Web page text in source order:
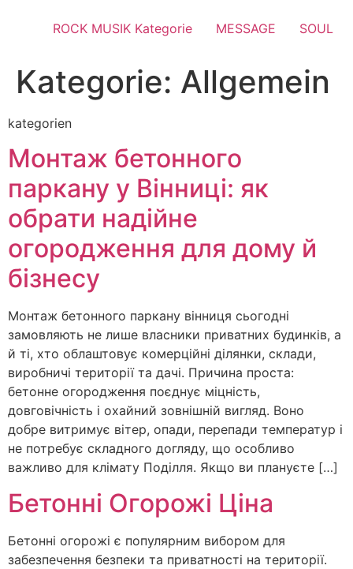
ROCK MUSIK Kategorie MESSAGE SOUL
Kategorie: Allgemein
kategorien
Монтаж бетонного
паркану у Вінниці: як
обрати надійне
огородження для дому й
бізнесу
Монтаж бетонного паркану вінниця сьогодні
замовляють не лише власники приватних будинків, а
й ті, хто облаштовує комерційні ділянки, склади,
виробничі території та дачі. Причина проста:
бетонне огородження поєднує міцність,
довговічність і охайний зовнішній вигляд. Воно
добре витримує вітер, опади, перепади температур і
не потребує складного догляду, що особливо
важливо для клімату Поділля. Якщо ви плануєте […]
Бетонні Огорожі Ціна
Бетонні огорожі є популярним вибором для
забезпечення безпеки та приватності на території.